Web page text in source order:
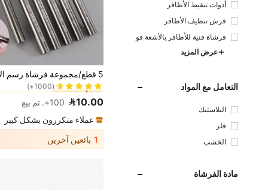
أدوات تنقيط الأظافر
فرش تنظيف الأظافر
فرشاة فنية للأظافر بالأشعة فو
ق البنفسجية
عرض المزيد
التعامل مع المواد
البلاستيك
فلز
الخشب
مادة الفرشاة
(1000+)
1# الأفضل مبيعا
(1000+)
1# الأفضل مبيعا
(1000+)
1# الأفضل مبيعا
10.00 100+. تم بيع
عملاء متكررون بشكل كبير
1 بائعين آخرين